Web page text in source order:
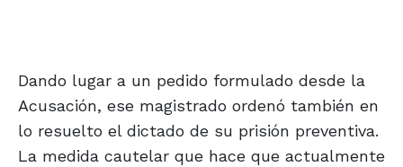
Dando lugar a un pedido formulado desde la
Acusación, ese magistrado ordenó también en
lo resuelto el dictado de su prisión preventiva.
La medida cautelar que hace que actualmente